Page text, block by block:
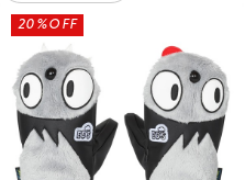
20%OFF